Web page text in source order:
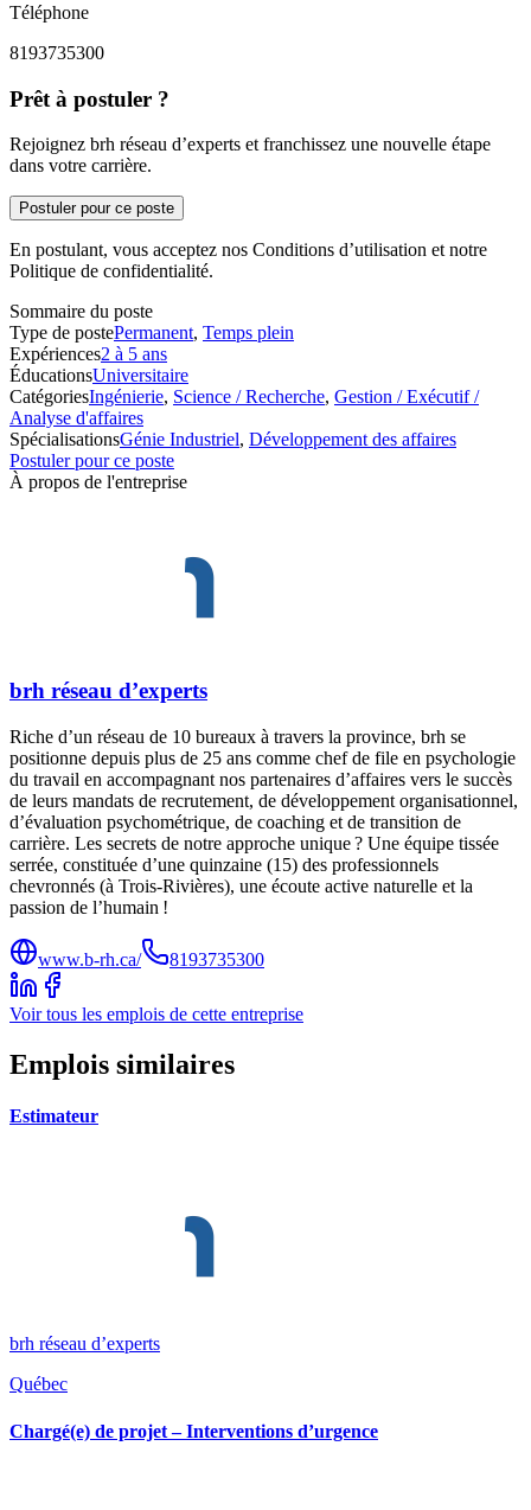
Téléphone
8193735300
Prêt à postuler ?
Rejoignez brh réseau d’experts et franchissez une nouvelle étape
dans votre carrière.
Postuler pour ce poste
En postulant, vous acceptez nos Conditions d’utilisation et notre
Politique de confidentialité.
Sommaire du poste
Type de postePermanent, Temps plein
Expériences2 à 5 ans
ÉducationsUniversitaire
CatégoriesIngénierie, Science / Recherche, Gestion / Exécutif /
Analyse d'affaires
SpécialisationsGénie Industriel, Développement des affaires
Postuler pour ce poste
À propos de l'entreprise
brh réseau d’experts
Riche d’un réseau de 10 bureaux à travers la province, brh se
positionne depuis plus de 25 ans comme chef de file en psychologie
du travail en accompagnant nos partenaires d’affaires vers le succès
de leurs mandats de recrutement, de développement organisationnel,
d’évaluation psychométrique, de coaching et de transition de
carrière. Les secrets de notre approche unique ? Une équipe tissée
serrée, constituée d’une quinzaine (15) des professionnels
chevronnés (à Trois-Rivières), une écoute active naturelle et la
passion de l’humain !
www.b-rh.ca/ 8193735300
Voir tous les emplois de cette entreprise
Emplois similaires
Estimateur
brh réseau d’experts
Québec
Chargé(e) de projet – Interventions d’urgence